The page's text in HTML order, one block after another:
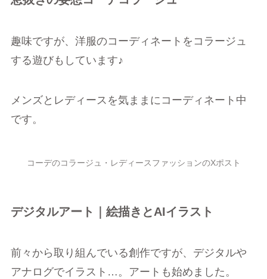
趣味ですが、洋服のコーディネートをコラージュ
する遊びもしています♪
メンズとレディースを気ままにコーディネート中
です。
コーデのコラージュ・レディースファッションのXポスト
デジタルアート｜絵描きとAIイラスト
前々から取り組んでいる創作ですが、デジタルや
アナログでイラスト…。アートも始めました。